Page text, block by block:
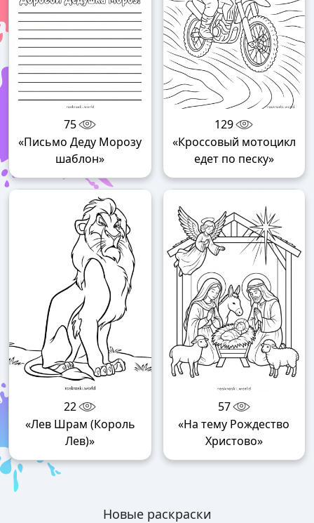
75
«Письмо Деду Морозу
шаблон»
129
«Кроссовый мотоцикл
едет по песку»
22
«Лев Шрам (Король
Лев)»
57
«На тему Рождество
Христово»
Новые раскраски